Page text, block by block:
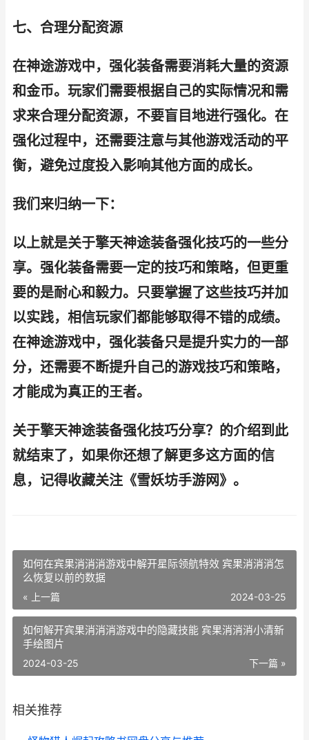
七、合理分配资源
在神途游戏中，强化装备需要消耗大量的资源
和金币。玩家们需要根据自己的实际情况和需
求来合理分配资源，不要盲目地进行强化。在
强化过程中，还需要注意与其他游戏活动的平
衡，避免过度投入影响其他方面的成长。
我们来归纳一下：
以上就是关于擎天神途装备强化技巧的一些分
享。强化装备需要一定的技巧和策略，但更重
要的是耐心和毅力。只要掌握了这些技巧并加
以实践，相信玩家们都能够取得不错的成绩。
在神途游戏中，强化装备只是提升实力的一部
分，还需要不断提升自己的游戏技巧和策略，
才能成为真正的王者。
关于擎天神途装备强化技巧分享？的介绍到此
就结束了，如果你还想了解更多这方面的信
息，记得收藏关注《雪妖坊手游网》。
如何在宾果消消消游戏中解开星际领航特效 宾果消消消怎
么恢复以前的数据
« 上一篇 2024-03-25
如何解开宾果消消消游戏中的隐藏技能 宾果消消消小清新
手绘图片
下一篇 »
2024-03-25
相关推荐